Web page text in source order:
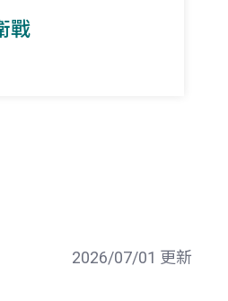
戰
2026/07/01 更新